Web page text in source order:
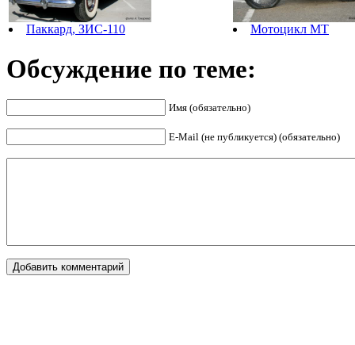
Паккард, ЗИС-110 Мотоцикл МТ
Обсуждение по теме:
Имя (обязательно)
E-Mail (не публикуется) (обязательно)